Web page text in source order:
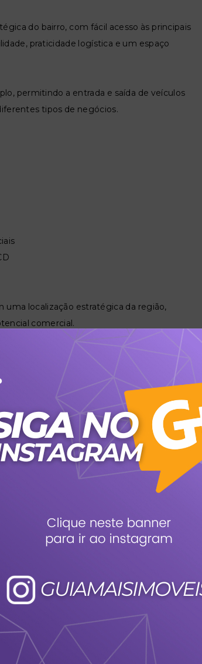
do bairro, com fácil acesso às principais
praticidade logística e um espaço
permitindo a entrada e saída de veículos
tipos de negócios.
uma localização estratégica da região,
comercial.